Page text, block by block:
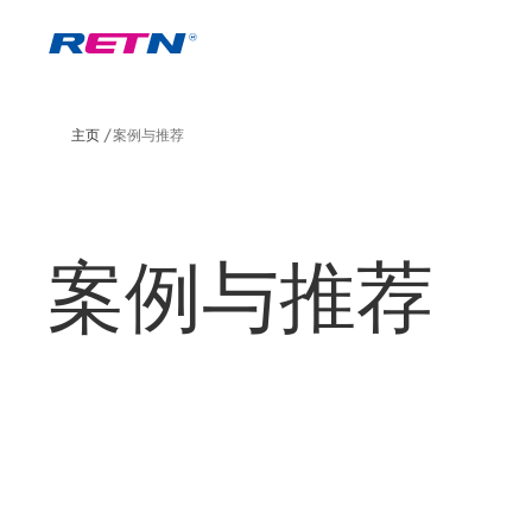
主页 案例与推荐
案例与推荐